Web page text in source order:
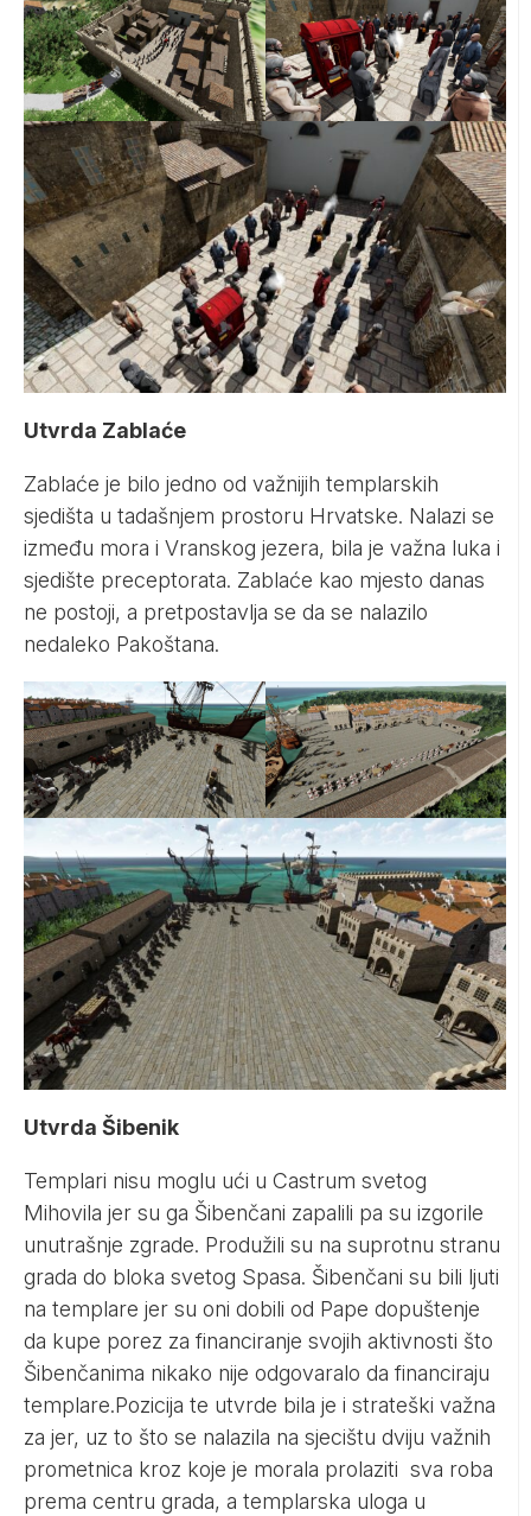
Utvrda Zablaće
Zablaće je bilo jedno od važnijih templarskih
sjedišta u tadašnjem prostoru Hrvatske. Nalazi se
između mora i Vranskog jezera, bila je važna luka i
sjedište preceptorata. Zablaće kao mjesto danas
ne postoji, a pretpostavlja se da se nalazilo
nedaleko Pakoštana.
Utvrda Šibenik
Templari nisu moglu ući u Castrum svetog
Mihovila jer su ga Šibenčani zapalili pa su izgorile
unutrašnje zgrade. Produžili su na suprotnu stranu
grada do bloka svetog Spasa. Šibenčani su bili ljuti
na templare jer su oni dobili od Pape dopuštenje
da kupe porez za financiranje svojih aktivnosti što
Šibenčanima nikako nije odgovaralo da financiraju
templare.Pozicija te utvrde bila je i strateški važna
za jer, uz to što se nalazila na sjecištu dviju važnih
prometnica kroz koje je morala prolaziti sva roba
prema centru grada, a templarska uloga u